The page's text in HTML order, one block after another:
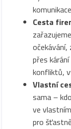
Cesta
očekávání,
přes
konfliktů,
Vlastní
sama –
ve
pro